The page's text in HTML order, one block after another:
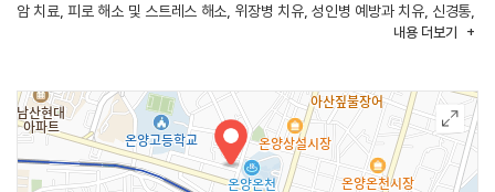
암 치료, 피로 해소 및 스트레스 해소, 위장병 치유, 성인병 예방과 치유, 신경통,
내용 더보기